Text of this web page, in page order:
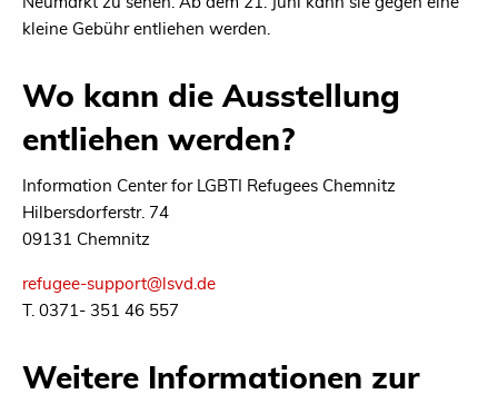
kleine Gebühr entliehen werden.
Wo kann die Ausstellung
entliehen werden?
Information Center for LGBTI Refugees Chemnitz
Hilbersdorferstr. 74
09131 Chemnitz
refugee-support@lsvd.de
T. 0371- 351 46 557
Weitere Informationen zur